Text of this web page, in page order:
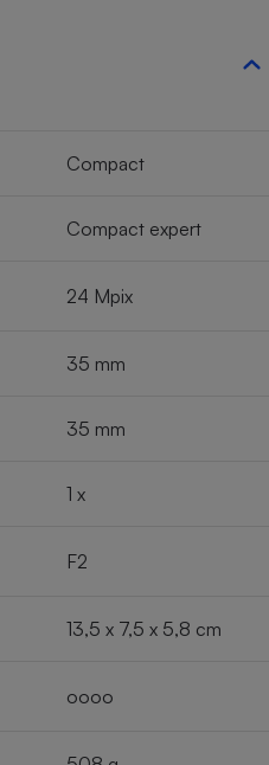
Compact
Compact expert
24 Mpix
35 mm
35 mm
1 x
F2
13,5 x 7,5 x 5,8 cm
oooo